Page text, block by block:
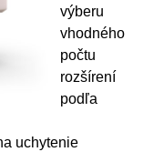
výberu
vhodného
počtu
rozšírení
podľa
uchytenie